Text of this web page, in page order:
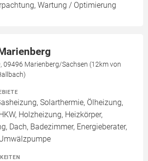
Wartung / Optimierung
09496 Marienberg/Sachsen (12km von
Solarthermie, Ölheizung,
Holzheizung, Heizkörper,
Dach, Badezimmer, Energieberater,